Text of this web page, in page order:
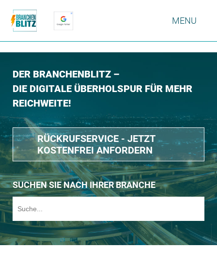
MENU
DER BRANCHENBLITZ –
DIE DIGITALE ÜBERHOLSPUR FÜR MEHR
REICHWEITE!
RÜCKRUFSERVICE - JETZT
KOSTENFREI ANFORDERN
SUCHEN SIE NACH IHRER BRANCHE